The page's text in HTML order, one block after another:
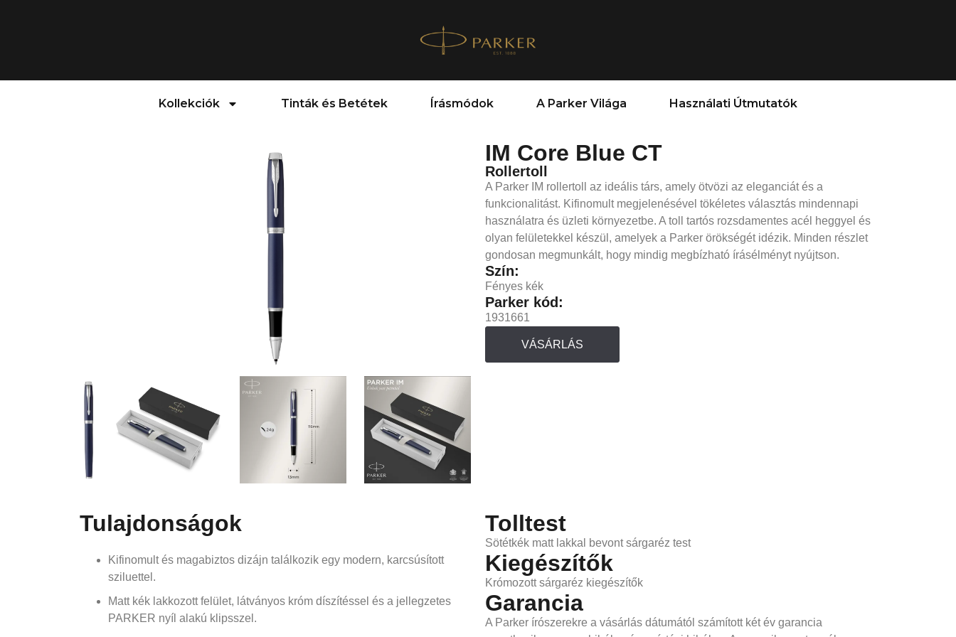
Kollekciók Tinták és Betétek Írásmódok A Parker Világa Használati Útmutatók
IM Core Blue CT
Rollertoll
A Parker IM rollertoll az ideális társ, amely ötvözi az eleganciát és a
funkcionalitást. Kifinomult megjelenésével tökéletes választás mindennapi
használatra és üzleti környezetbe. A toll tartós rozsdamentes acél heggyel és
olyan felületekkel készül, amelyek a Parker örökségét idézik. Minden részlet
gondosan megmunkált, hogy mindig megbízható írásélményt nyújtson.
Szín:
Fényes kék
Parker kód:
1931661
VÁSÁRLÁS
Tulajdonságok
Kifinomult és magabiztos dizájn találkozik egy modern, karcsúsított
sziluettel.
Matt kék lakkozott felület, látványos króm díszítéssel és a jellegzetes
PARKER nyíl alakú klipsszel.
Tolltest
Sötétkék matt lakkal bevont sárgaréz test
Kiegészítők
Krómozott sárgaréz kiegészítők
Garancia
A Parker írószerekre a vásárlás dátumától számított két év garancia